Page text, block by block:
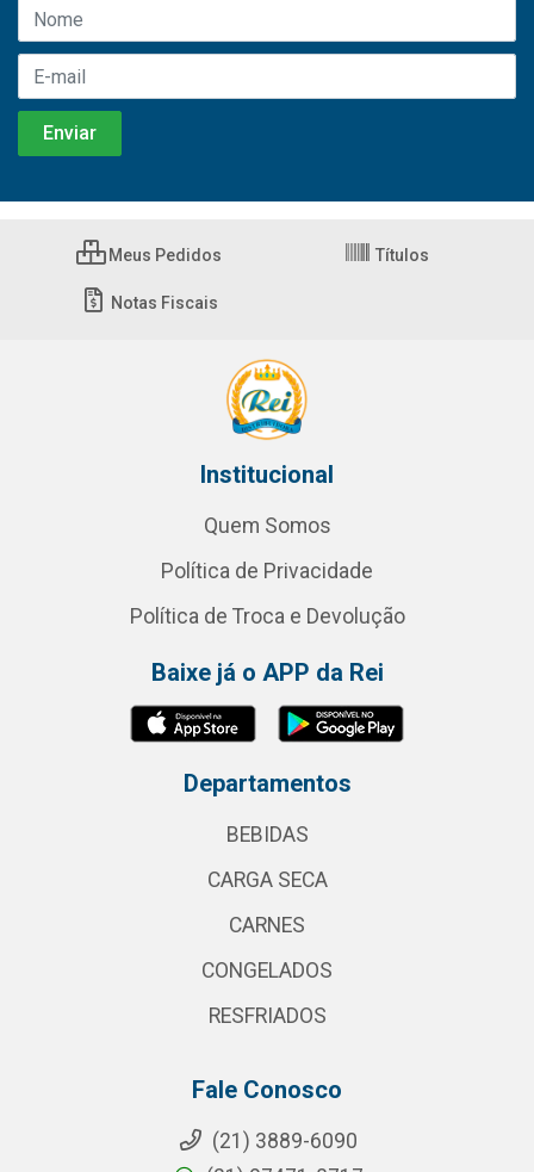
Meus Pedidos Títulos
Notas Fiscais
Institucional
Quem Somos
Política de Privacidade
Política de Troca e Devolução
Baixe já o APP da Rei
Departamentos
BEBIDAS
CARGA SECA
CARNES
CONGELADOS
RESFRIADOS
Fale Conosco
(21) 3889-6090